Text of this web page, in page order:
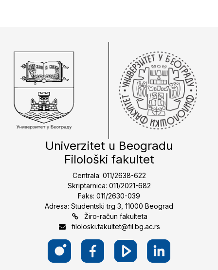
Univerzitet u Beogradu
Filološki fakultet
Centrala: 011/2638-622
Skriptarnica: 011/2021-682
Faks: 011/2630-039
Adresa: Studentski trg 3, 11000 Beograd
Žiro-račun fakulteta
filoloski.fakultet@fil.bg.ac.rs